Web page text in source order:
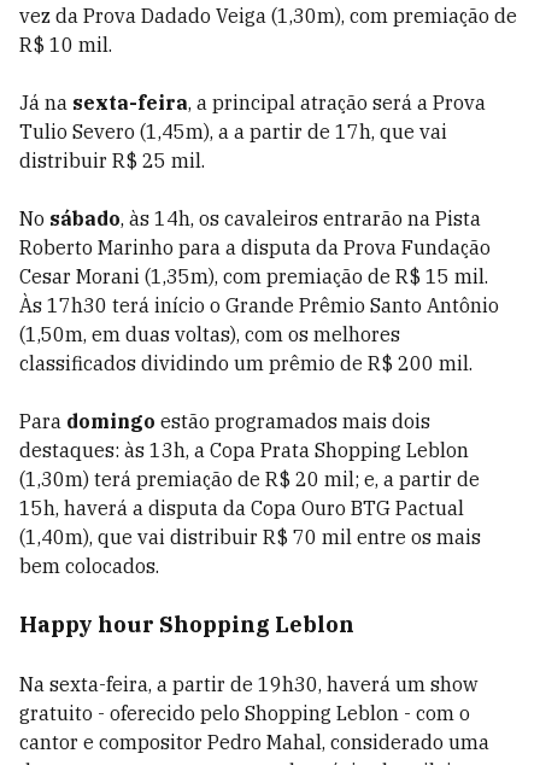
vez da Prova Dadado Veiga (1,30m), com premiação de
R$ 10 mil.
Já na sexta-feira, a principal atração será a Prova
Tulio Severo (1,45m), a a partir de 17h, que vai
distribuir R$ 25 mil.
No sábado, às 14h, os cavaleiros entrarão na Pista
Roberto Marinho para a disputa da Prova Fundação
Cesar Morani (1,35m), com premiação de R$ 15 mil.
Às 17h30 terá início o Grande Prêmio Santo Antônio
(1,50m, em duas voltas), com os melhores
classificados dividindo um prêmio de R$ 200 mil.
Para domingo estão programados mais dois
destaques: às 13h, a Copa Prata Shopping Leblon
(1,30m) terá premiação de R$ 20 mil; e, a partir de
15h, haverá a disputa da Copa Ouro BTG Pactual
(1,40m), que vai distribuir R$ 70 mil entre os mais
bem colocados.
Happy hour Shopping Leblon
Na sexta-feira, a partir de 19h30, haverá um show
gratuito - oferecido pelo Shopping Leblon - com o
cantor e compositor Pedro Mahal, considerado uma